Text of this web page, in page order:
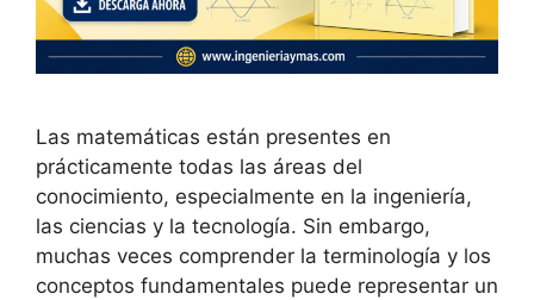
Las matemáticas están presentes en
prácticamente todas las áreas del
conocimiento, especialmente en la ingeniería,
las ciencias y la tecnología. Sin embargo,
muchas veces comprender la terminología y los
conceptos fundamentales puede representar un